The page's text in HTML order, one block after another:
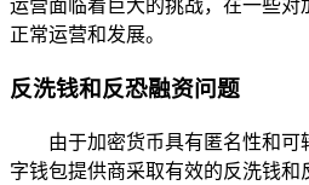
运营面临着巨大的挑战，在一些
正常运营和发展。
反洗钱和反恐融资问题
由于加密货币具有匿名性和
字钱包提供商采取有效的反洗钱和